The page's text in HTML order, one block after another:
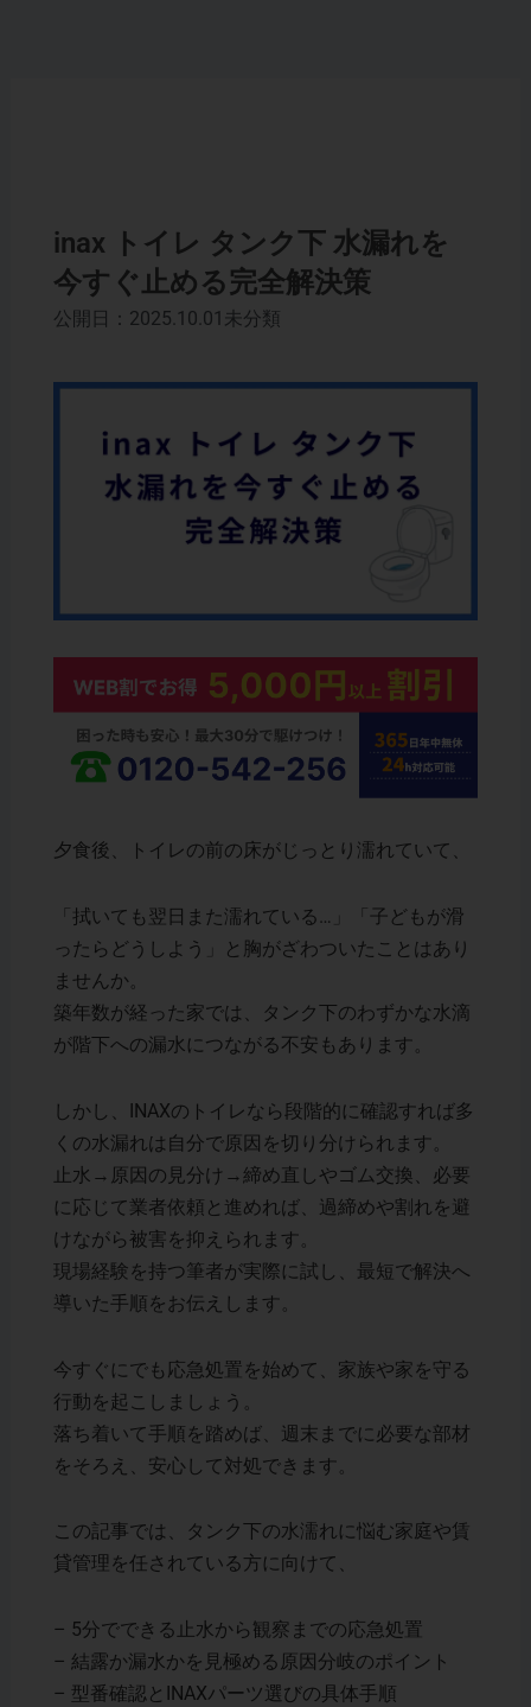
inax トイレ タンク下 水漏れを
今すぐ止める完全解決策
公開日：2025.10.01 未分類
夕食後、トイレの前の床がじっとり濡れていて、
「拭いても翌日また濡れている…」「子どもが滑
ったらどうしよう」と胸がざわついたことはあり
ませんか。
築年数が経った家では、タンク下のわずかな水滴
が階下への漏水につながる不安もあります。
しかし、INAXのトイレなら段階的に確認すれば多
くの水漏れは自分で原因を切り分けられます。
止水→原因の見分け→締め直しやゴム交換、必要
に応じて業者依頼と進めれば、過締めや割れを避
けながら被害を抑えられます。
現場経験を持つ筆者が実際に試し、最短で解決へ
導いた手順をお伝えします。
今すぐにでも応急処置を始めて、家族や家を守る
行動を起こしましょう。
落ち着いて手順を踏めば、週末までに必要な部材
をそろえ、安心して対処できます。
この記事では、タンク下の水濡れに悩む家庭や賃
貸管理を任されている方に向けて、
– 5分でできる止水から観察までの応急処置
– 結露か漏水かを見極める原因分岐のポイント
– 型番確認とINAXパーツ選びの具体手順